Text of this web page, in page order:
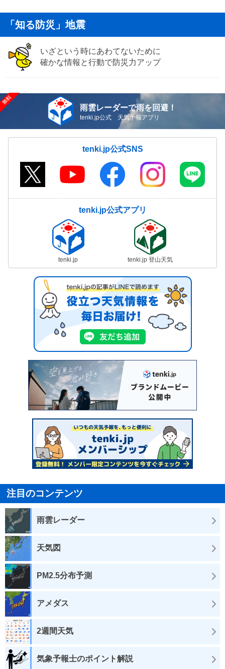
「知る防災」地震
いざという時にあわてないために
確かな情報と行動で防災力アップ
雨雲レーダーで雨を回避！
tenki.jp公式 天気予報アプリ
tenki.jp公式SNS
tenki.jp公式アプリ
tenki.jp tenki.jp 登山天気
注目のコンテンツ
雨雲レーダー
天気図
PM2.5分布予測
アメダス
2週間天気
気象予報士のポイント解説